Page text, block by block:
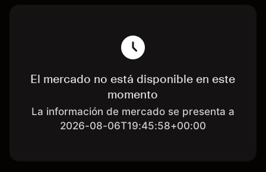
El mercado no está disponible en este
momento
La información de mercado se presenta a
2026-08-06T19:45:58+00:00